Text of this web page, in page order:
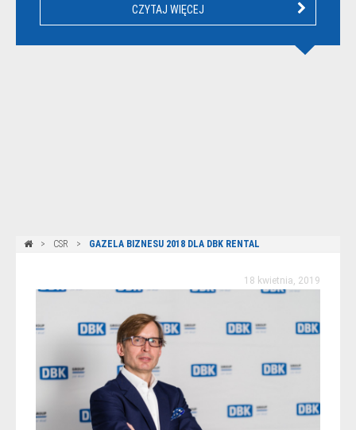
CZYTAJ WIĘCEJ
CSR GAZELA BIZNESU 2018 DLA DBK RENTAL
18 kwietnia, 2019